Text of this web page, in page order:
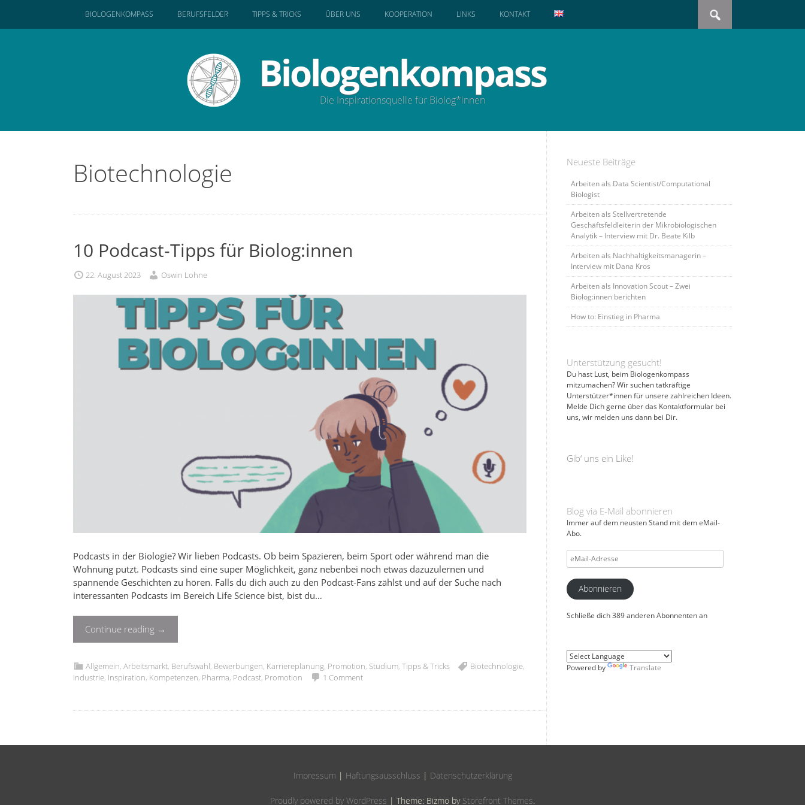
Search
for:
SKIP
BIOLOGENKOMPASS BERUFSFELDER TIPPS & TRICKS ÜBER UNS KOOPERATION LINKS KONTAKT
Biologenkompass
Die Inspirationsquelle für Biolog*innen
Biotechnologie
10 Podcast-Tipps für Biolog:innen
22. August 2023 Oswin Lohne
Podcasts in der Biologie? Wir lieben Podcasts. Ob beim Spazieren, beim Sport oder während man die
Wohnung putzt. Podcasts sind eine super Möglichkeit, ganz nebenbei noch etwas dazuzulernen und
spannende Geschichten zu hören. Falls du dich auch zu den Podcast-Fans zählst und auf der Suche nach
interessanten Podcasts im Bereich Life Science bist, bist du…
Continue reading →
Allgemein, Arbeitsmarkt, Berufswahl, Bewerbungen, Karriereplanung, Promotion, Studium, Tipps & Tricks Biotechnologie,
Industrie, Inspiration, Kompetenzen, Pharma, Podcast, Promotion 1 Comment
Neueste Beiträge
Arbeiten als Data Scientist/Computational
Biologist
Arbeiten als Stellvertretende
Geschäftsfeldleiterin der Mikrobiologischen
Analytik – Interview mit Dr. Beate Kilb
Arbeiten als Nachhaltigkeitsmanagerin –
Interview mit Dana Kros
Arbeiten als Innovation Scout – Zwei
Biolog:innen berichten
How to: Einstieg in Pharma
Unterstützung gesucht!
Du hast Lust, beim Biologenkompass
mitzumachen? Wir suchen tatkräftige
Unterstützer*innen für unsere zahlreichen Ideen.
Melde Dich gerne über das Kontaktformular bei
uns, wir melden uns dann bei Dir.
Gib‘ uns ein Like!
Blog via E-Mail abonnieren
Immer auf dem neusten Stand mit dem eMail-
Abo.
eMail-
Adresse
Abonnieren
Schließe dich 389 anderen Abonnenten an
Powered by Translate
Impressum | Haftungsausschluss | Datenschutzerklärung
Proudly powered by WordPress | Theme: Bizmo by Storefront Themes.